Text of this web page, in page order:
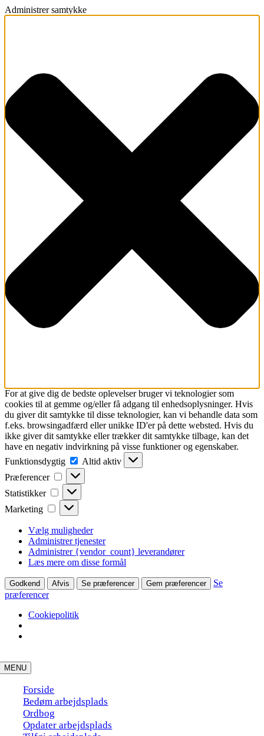
Administrer samtykke
For at give dig de bedste oplevelser bruger vi teknologier som
cookies til at gemme og/eller få adgang til enhedsoplysninger. Hvis
du giver dit samtykke til disse teknologier, kan vi behandle data som
f.eks. browsingadfærd eller unikke ID'er på dette websted. Hvis du
ikke giver dit samtykke eller trækker dit samtykke tilbage, kan det
have en negativ indvirkning på visse funktioner og egenskaber.
Funktionsdygtig
Funktionsdygtig
Altid aktiv
Præferencer
Præferencer
Statistikker Statistikker
Marketing Marketing
Vælg muligheder
Administrer tjenester
Administrer {vendor_count} leverandører
Læs mere om disse formål
Godkend Afvis Se præferencer Gem præferencer
Se
præferencer
Cookiepolitik
to
content
MENU
Forside
Bedøm arbejdsplads
Ordbog
Opdater arbejdsplads